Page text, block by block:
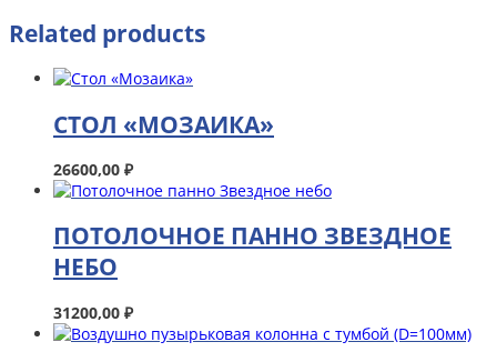
Related products
СТОЛ «МОЗАИКА»
26600,00 ₽
ПОТОЛОЧНОЕ ПАННО ЗВЕЗДНОЕ
НЕБО
31200,00 ₽